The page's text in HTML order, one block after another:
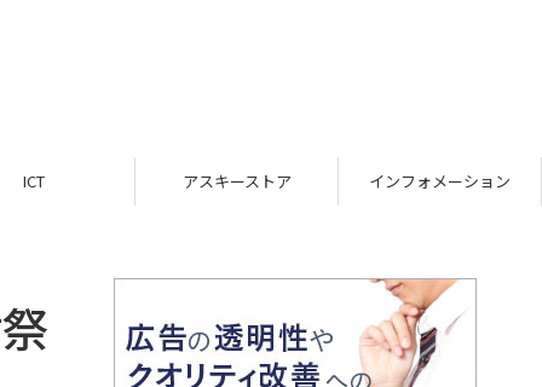
ICT アスキーストア インフォメーション